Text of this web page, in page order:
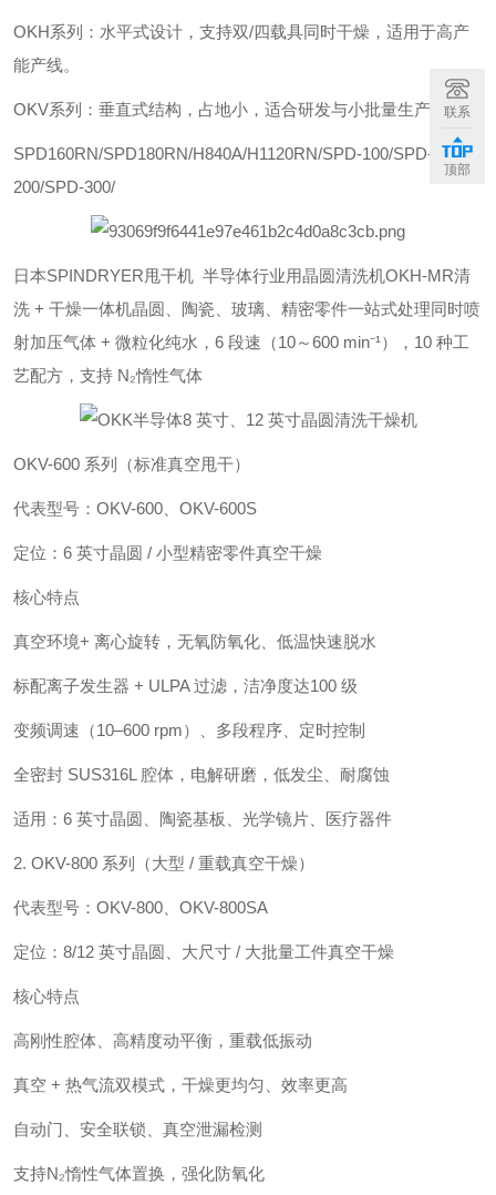
‌OKH系列‌：水平式设计，支持双/四载具同时干燥，适用于高产
能产线。
‌OKV系列‌：垂直式结构，占地小，适合研发与小批量生产。
SPD160RN/SPD180RN/H840A/H1120RN/SPD-100/SPD-
200/SPD-300/
日本SPINDRYER甩干机 半导体行业用晶圆清洗机OKH-MR清
洗 + 干燥一体机晶圆、陶瓷、玻璃、精密零件一站式处理同时喷
射加压气体 + 微粒化纯水，6 段速（10～600 min⁻¹），10 种工
艺配方，支持 N₂惰性气体
OKV-600 系列（标准真空甩干）
代表型号：OKV-600、OKV-600S
定位：6 英寸晶圆 / 小型精密零件真空干燥
核心特点
真空环境+ 离心旋转，无氧防氧化、低温快速脱水
标配离子发生器 + ULPA 过滤，洁净度达100 级
变频调速（10–600 rpm）、多段程序、定时控制
全密封 SUS316L 腔体，电解研磨，低发尘、耐腐蚀
适用：6 英寸晶圆、陶瓷基板、光学镜片、医疗器件
2. OKV-800 系列（大型 / 重载真空干燥）
代表型号：OKV-800、OKV-800SA
定位：8/12 英寸晶圆、大尺寸 / 大批量工件真空干燥
核心特点
高刚性腔体、高精度动平衡，重载低振动
真空 + 热气流双模式，干燥更均匀、效率更高
自动门、安全联锁、真空泄漏检测
支持N₂惰性气体置换，强化防氧化
联系
顶部